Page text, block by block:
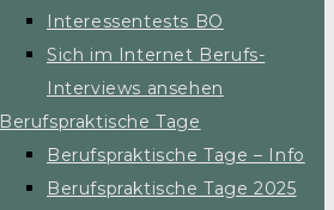
Interessentests BO
Sich im Internet Berufs-
Interviews ansehen
Berufspraktische Tage
Berufspraktische Tage – Info
Berufspraktische Tage 2025